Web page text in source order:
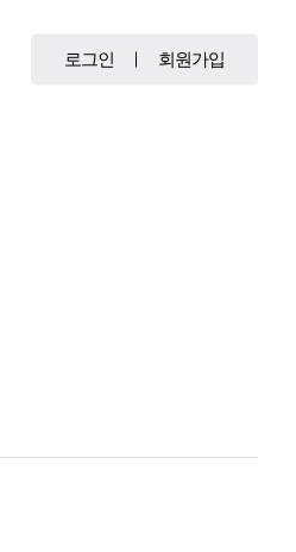
로그인 회원가입